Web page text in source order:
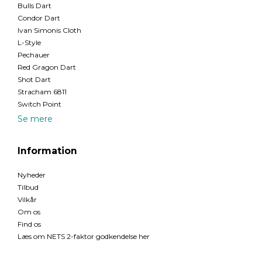
Bulls Dart
Condor Dart
Ivan Simonis Cloth
L-Style
Pechauer
Red Gragon Dart
Shot Dart
Stracham 6811
Switch Point
Se mere
Information
Nyheder
Tilbud
Vilkår
Om os
Find os
Læs om NETS 2-faktor godkendelse her